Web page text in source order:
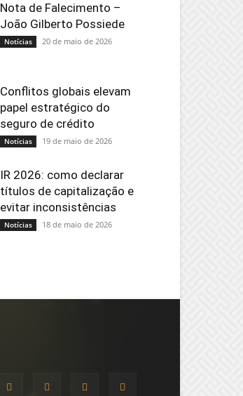
Nota de Falecimento –
João Gilberto Possiede
Notícias 20 de maio de 2026
Conflitos globais elevam
papel estratégico do
seguro de crédito
Notícias 19 de maio de 2026
IR 2026: como declarar
títulos de capitalização e
evitar inconsistências
Notícias 18 de maio de 2026